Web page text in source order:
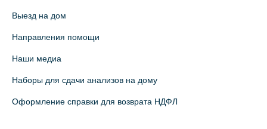
Медицинский центр "Доктор Семейный"
(официальный партнер),
+7 (812) 664-55-80
На карте
Выезд на дом
Направления помощи
Наши медиа
Наборы для сдачи анализов на дому
Оформление справки для возврата НДФЛ